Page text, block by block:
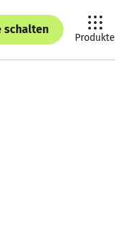
schalten
Produkte